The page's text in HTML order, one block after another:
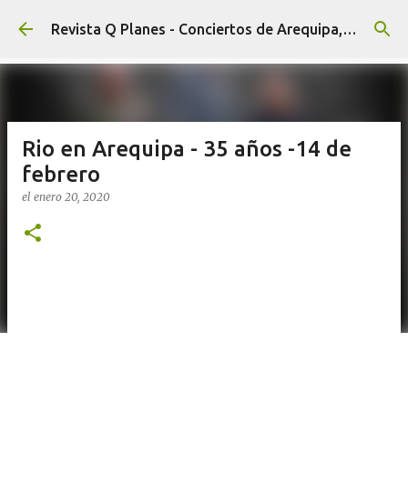
Ir al contenido principal Revista Q Planes - Conciertos de Arequipa, fiestas, eventos y Cultura
Rio en Arequipa - 35 años -14 de
febrero
el enero 20, 2020